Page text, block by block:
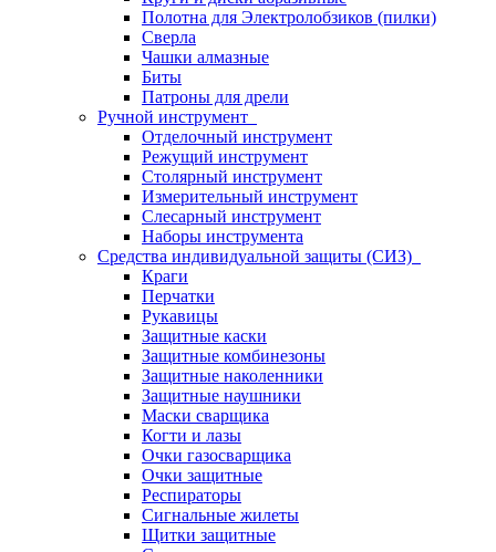
Полотна для Электролобзиков (пилки)
Сверла
Чашки алмазные
Биты
Патроны для дрели
Ручной инструмент
Отделочный инструмент
Режущий инструмент
Столярный инструмент
Измерительный инструмент
Слесарный инструмент
Наборы инструмента
Средства индивидуальной защиты (СИЗ)
Краги
Перчатки
Рукавицы
Защитные каски
Защитные комбинезоны
Защитные наколенники
Защитные наушники
Маски сварщика
Когти и лазы
Очки газосварщика
Очки защитные
Респираторы
Сигнальные жилеты
Щитки защитные